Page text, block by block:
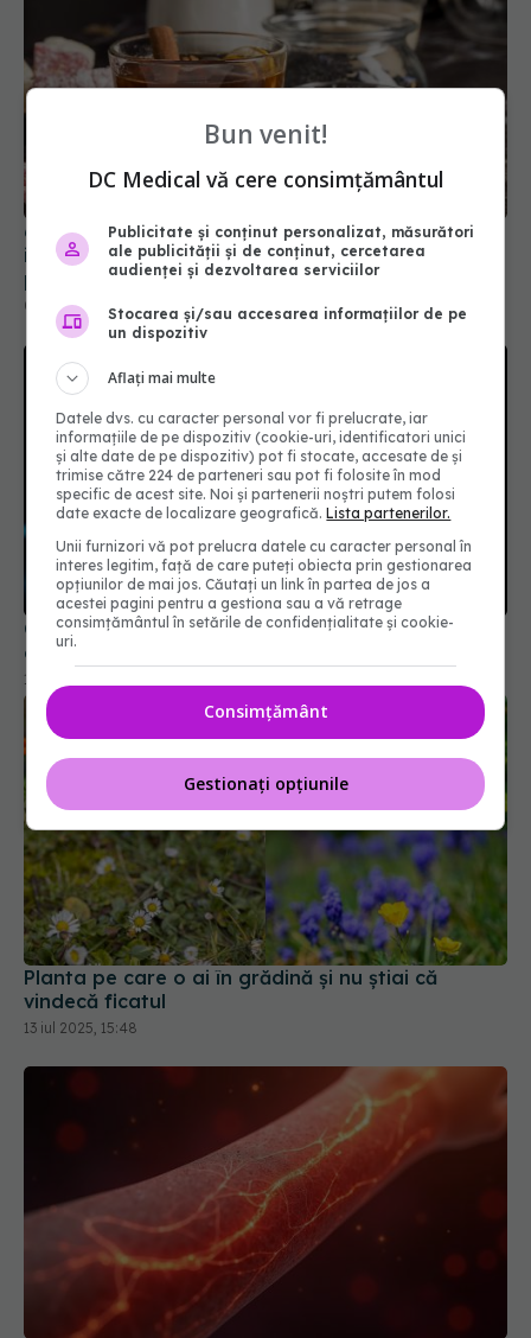
6 ingrediente care să nu-ți lipsească din ceai
iarna asta. Rețeta pentru un ceai de iarnă
perfect
05 ian 2025, 09:52
Compusul natural care previne degradarea
creierului. Îi oferă un scut protector
14 apr 2025, 15:59
Planta pe care o ai în grădină și nu știai că
vindecă ficatul
13 iul 2025, 15:48
Planta de "100 de ani" care curăţă vasele de
sânge. Lidia Fecioru: Câte cinci picături,
dimineaţa
Bun venit!
DC Medical vă cere consimțământul
Publicitate și conținut personalizat, măsurători
ale publicității și de conținut, cercetarea
audienței și dezvoltarea serviciilor
Stocarea și/sau accesarea informațiilor de pe
un dispozitiv
Aflați mai multe
Datele dvs. cu caracter personal vor fi prelucrate, iar
informațiile de pe dispozitiv (cookie-uri, identificatori unici
și alte date de pe dispozitiv) pot fi stocate, accesate de și
trimise către 224 de parteneri sau pot fi folosite în mod
specific de acest site. Noi și partenerii noștri putem folosi
date exacte de localizare geografică.Lista partenerilor.
Unii furnizori vă pot prelucra datele cu caracter personal în
interes legitim, față de care puteți obiecta prin gestionarea
opțiunilor de mai jos. Căutați un link în partea de jos a
acestei pagini pentru a gestiona sau a vă retrage
consimțământul în setările de confidențialitate și cookie-
uri.
Consimțământ
Gestionați opțiunile